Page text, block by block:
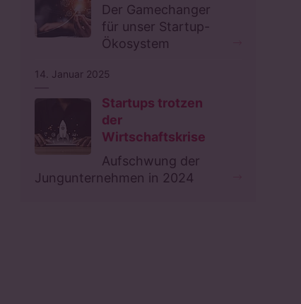
Der Gamechanger
für unser Startup-
Ökosystem
14. Januar 2025
Startups trotzen
der
Wirtschaftskrise
Aufschwung der
Jungunternehmen in 2024